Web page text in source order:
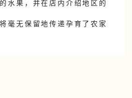
水果，并在店内介绍地区的
毫无保留地传递孕育了农家